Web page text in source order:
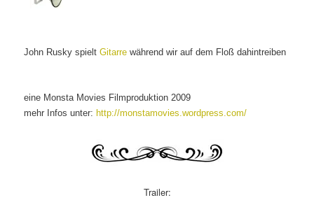
John Rusky spieltGitarre während wir auf dem Floß dahintreiben
eine Monsta Movies Filmproduktion 2009
mehr Infos unter: http://monstamovies.wordpress.com/
Trailer: